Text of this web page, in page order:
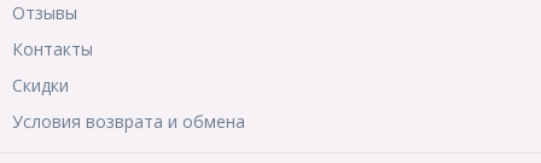
Отзывы
Контакты
Скидки
Условия возврата и обмена